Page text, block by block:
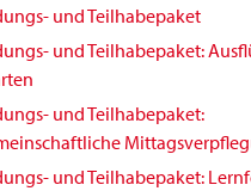
und Teilhabepaket
und Teilhabepaket:
und Teilhabepaket:
und Teilhabepaket: